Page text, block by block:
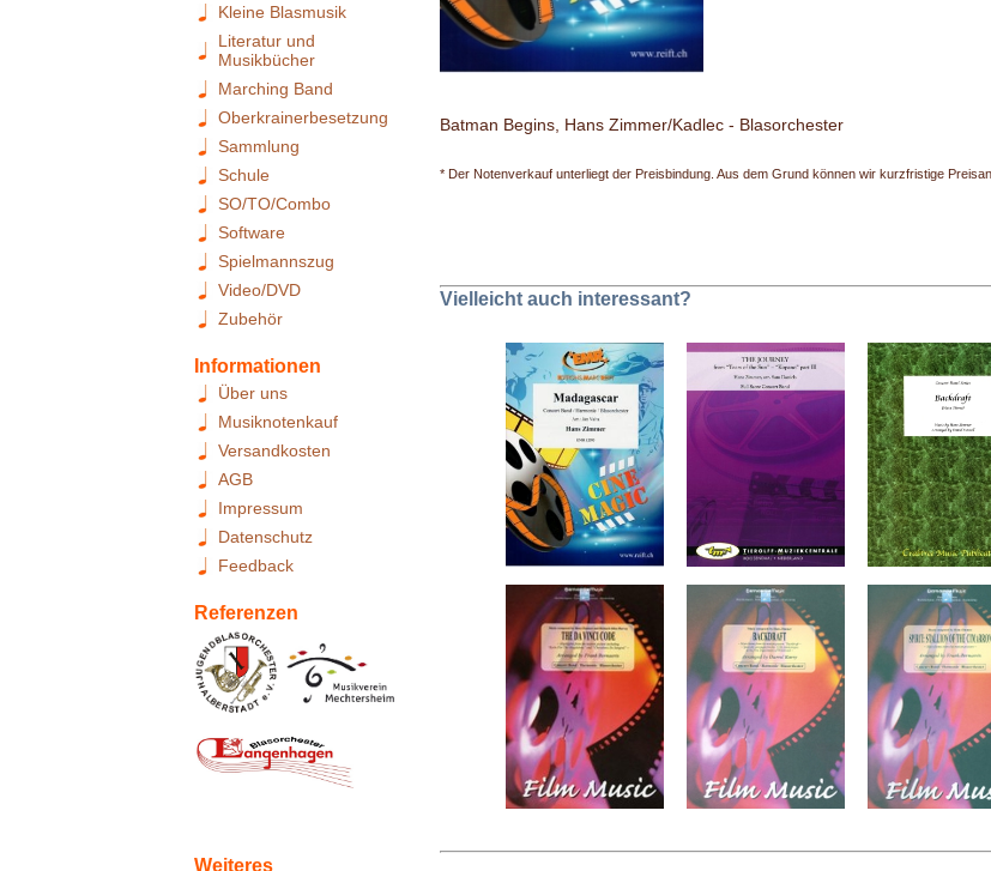
Kleine Blasmusik
Literatur und
Musikbücher
Marching Band
Oberkrainerbesetzung
Sammlung
Schule
SO/TO/Combo
Software
Spielmannszug
Video/DVD
Zubehör
Informationen
Über uns
Musiknotenkauf
Versandkosten
AGB
Impressum
Datenschutz
Feedback
Referenzen
Weiteres
Batman Begins, Hans Zimmer/Kadlec - Blasorchester
* Der Notenverkauf unterliegt der Preisbindung. Aus dem Grund können wir kurzfristige
Vielleicht auch interessant?